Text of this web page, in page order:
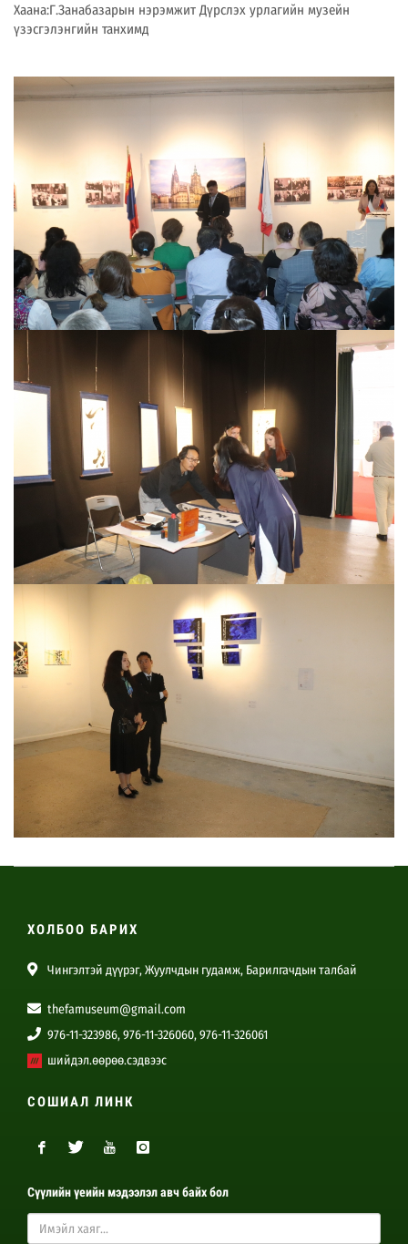
Хаана:Г.Занабазарын нэрэмжит Дүрслэх урлагийн музейн
үзэсгэлэнгийн танхимд
ХОЛБОО БАРИХ
Чингэлтэй дүүрэг, Жуулчдын гудамж, Барилгачдын талбай
thefamuseum@gmail.com
976-11-323986, 976-11-326060, 976-11-326061
шийдэл.өөрөө.сэдвээс
СОШИАЛ ЛИНК
Сүүлийн үеийн мэдээлэл авч байх бол